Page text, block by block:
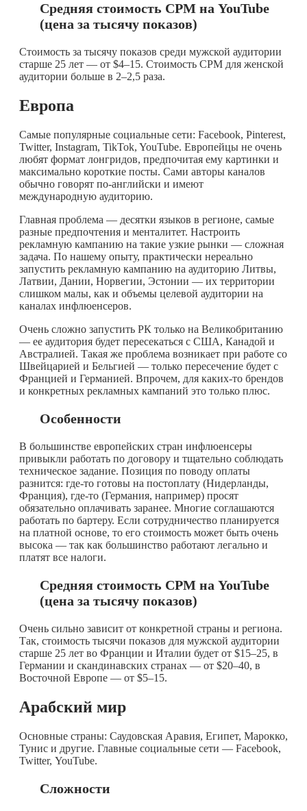
Средняя стоимость CPM на YouTube
(цена за тысячу показов)
Стоимость за тысячу показов среди мужской аудитории
старше 25 лет — от $4–15. Стоимость CPM для женской
аудитории больше в 2–2,5 раза.
Европа
Самые популярные социальные сети: Facebook, Pinterest,
Twitter, Instagram, TikTok, YouTube. Европейцы не очень
любят формат лонгридов, предпочитая ему картинки и
максимально короткие посты. Сами авторы каналов
обычно говорят по-английски и имеют
международную аудиторию.
Главная проблема — десятки языков в регионе, самые
разные предпочтения и менталитет. Настроить
рекламную кампанию на такие узкие рынки — сложная
задача. По нашему опыту, практически нереально
запустить рекламную кампанию на аудиторию Литвы,
Латвии, Дании, Норвегии, Эстонии — их территории
слишком малы, как и объемы целевой аудитории на
каналах инфлюенсеров.
Очень сложно запустить РК только на Великобританию
— ее аудитория будет пересекаться с США, Канадой и
Австралией. Такая же проблема возникает при работе со
Швейцарией и Бельгией — только пересечение будет с
Францией и Германией. Впрочем, для каких-то брендов
и конкретных рекламных кампаний это только плюс.
Особенности
В большинстве европейских стран инфлюенсеры
привыкли работать по договору и тщательно соблюдать
техническое задание. Позиция по поводу оплаты
разнится: где-то готовы на постоплату (Нидерланды,
Франция), где-то (Германия, например) просят
обязательно оплачивать заранее. Многие соглашаются
работать по бартеру. Если сотрудничество планируется
на платной основе, то его стоимость может быть очень
высока — так как большинство работают легально и
платят все налоги.
Средняя стоимость CPM на YouTube
(цена за тысячу показов)
Очень сильно зависит от конкретной страны и региона.
Так, стоимость тысячи показов для мужской аудитории
старше 25 лет во Франции и Италии будет от $15–25, в
Германии и скандинавских странах — от $20–40, в
Восточной Европе — от $5–15.
Арабский мир
Основные страны: Саудовская Аравия, Египет, Марокко,
Тунис и другие. Главные социальные сети — Facebook,
Twitter, YouTube.
Сложности